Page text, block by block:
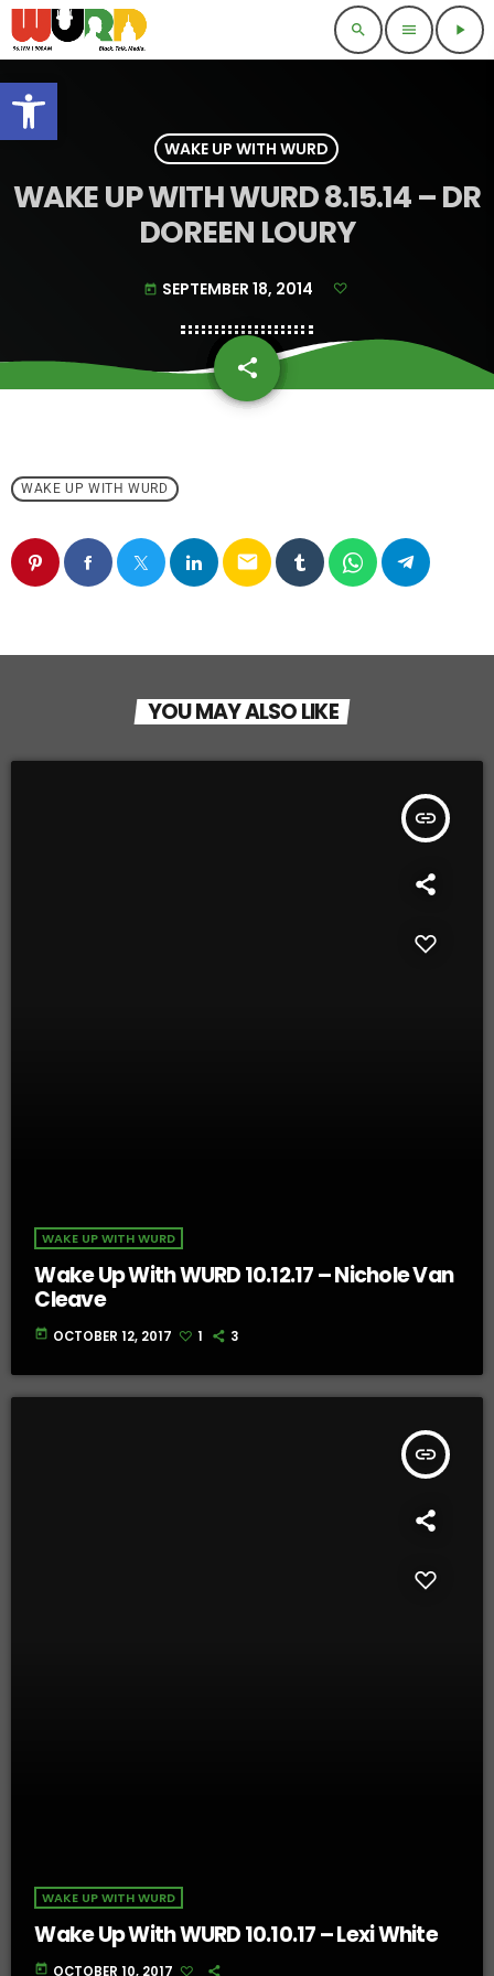
Open toolbar
search menu play_arrow
WAKE UP WITH WURD
WAKE UP WITH WURD 8.15.14 – DR
DOREEN LOURY
today SEPTEMBER 18, 2014
share
email
WAKE UP WITH WURD
email
YOU MAY ALSO LIKE
insert_link
WAKE UP WITH WURD
Wake Up With WURD 10.12.17 – Nichole Van
Cleave
today OCTOBER 12, 2017 1 3
insert_link
WAKE UP WITH WURD
Wake Up With WURD 10.10.17 – Lexi White
today OCTOBER 10, 2017